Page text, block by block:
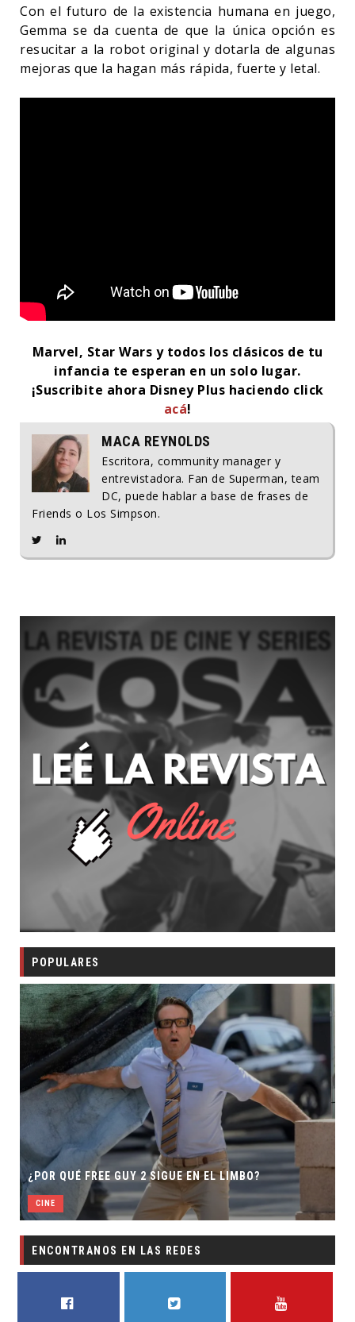
Con el futuro de la existencia humana en juego,
Gemma se da cuenta de que la única opción es
resucitar a la robot original y dotarla de algunas
mejoras que la hagan más rápida, fuerte y letal.
Marvel, Star Wars y todos los clásicos de tu
infancia te esperan en un solo lugar.
¡Suscribite ahora Disney Plus haciendo click
acá!
MACA REYNOLDS
Escritora, community manager y
entrevistadora. Fan de Superman, team
DC, puede hablar a base de frases de
Friends o Los Simpson.
POPULARES
¿POR QUÉ FREE GUY 2 SIGUE EN EL LIMBO?
CINE
ENCONTRANOS EN LAS REDES